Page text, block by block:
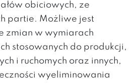
obiciowych, ze
partie. Możliwe jest
zmian w wymiarach
stosowanych do produkcji,
i ruchomych oraz innych,
wyeliminowania